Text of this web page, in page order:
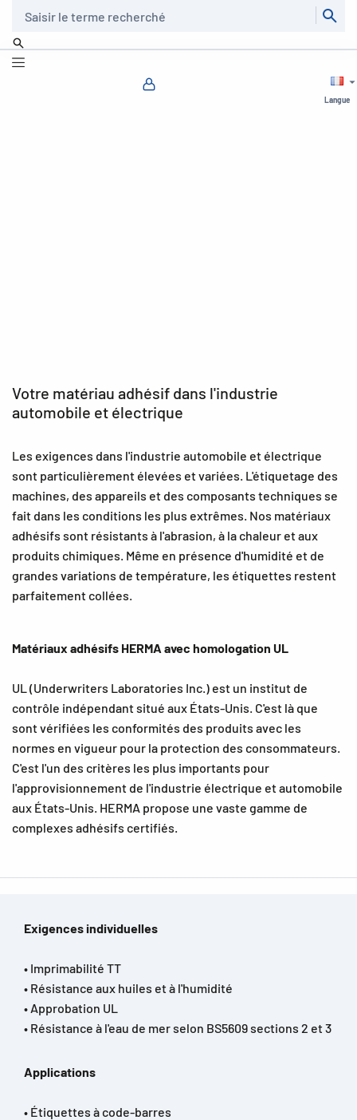
Langue
Votre matériau adhésif dans l'industrie
automobile et électrique
Les exigences dans l'industrie automobile et électrique
sont particulièrement élevées et variées. L'étiquetage des
machines, des appareils et des composants techniques se
fait dans les conditions les plus extrêmes. Nos matériaux
adhésifs sont résistants à l'abrasion, à la chaleur et aux
produits chimiques. Même en présence d'humidité et de
grandes variations de température, les étiquettes restent
parfaitement collées.
Matériaux adhésifs HERMA avec homologation UL
UL (Underwriters Laboratories Inc.) est un institut de
contrôle indépendant situé aux États-Unis. C'est là que
sont vérifiées les conformités des produits avec les
normes en vigueur pour la protection des consommateurs.
C'est l'un des critères les plus importants pour
l'approvisionnement de l'industrie électrique et automobile
aux États-Unis. HERMA propose une vaste gamme de
complexes adhésifs certifiés.
Exigences individuelles
• Imprimabilité TT
• Résistance aux huiles et à l'humidité
• Approbation UL
• Résistance à l'eau de mer selon BS5609 sections 2 et 3
Applications
• Étiquettes à code-barres